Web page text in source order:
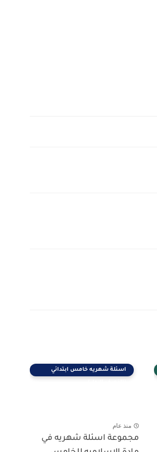
اسئلة شهريه خامس ابتدائي
منذ عام
مجموعة اسئلة شهريه في